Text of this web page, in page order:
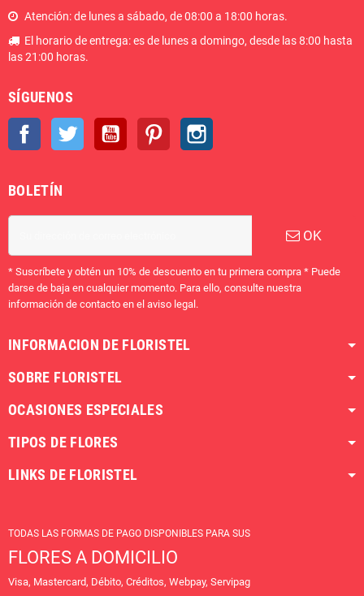
Atención: de lunes a sábado, de 08:00 a 18:00 horas.
El horario de entrega: es de lunes a domingo, desde las 8:00 hasta
las 21:00 horas.
SÍGUENOS
Facebook Twitter YouTube Pinterest
BOLETÍN
OK
* Suscríbete y obtén un 10% de descuento en tu primera compra * Puede
darse de baja en cualquier momento. Para ello, consulte nuestra
información de contacto en el aviso legal.
INFORMACION DE FLORISTEL
SOBRE FLORISTEL
OCASIONES ESPECIALES
TIPOS DE FLORES
LINKS DE FLORISTEL
TODAS LAS FORMAS DE PAGO DISPONIBLES PARA SUS
FLORES A DOMICILIO
Visa, Mastercard, Débito, Créditos, Webpay, Servipag